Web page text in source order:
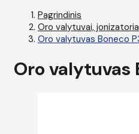
Pagrindinis
Oro valytuvai,
Oro valytuvas Boneco
Oro valytuvas